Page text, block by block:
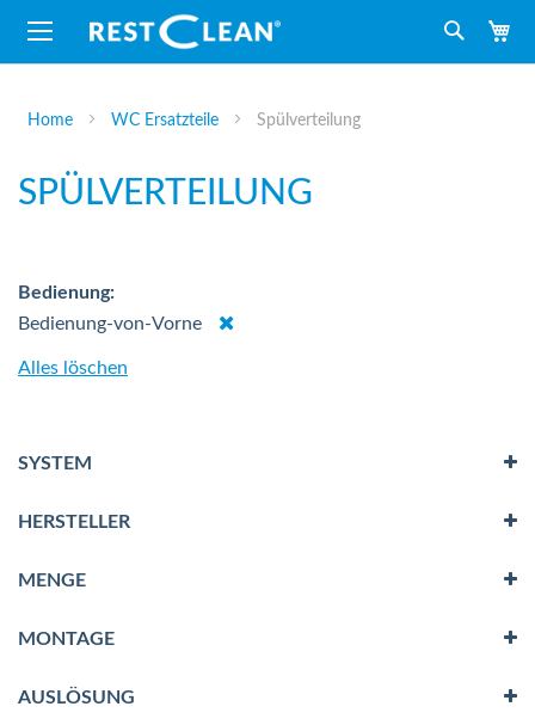
Suche
Home WC Ersatzteile Spülverteilung
SPÜLVERTEILUNG
Bedienung
Bedienung-von-Vorne
Dies
Alles löschen
SYSTEM
HERSTELLER
MENGE
MONTAGE
AUSLÖSUNG